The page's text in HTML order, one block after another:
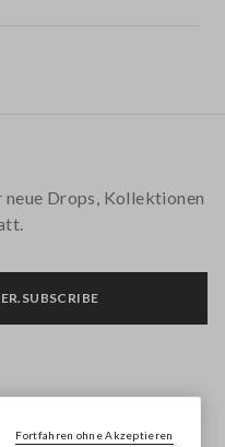
Drops, Kollektionen
Fortfahren ohne Akzeptieren